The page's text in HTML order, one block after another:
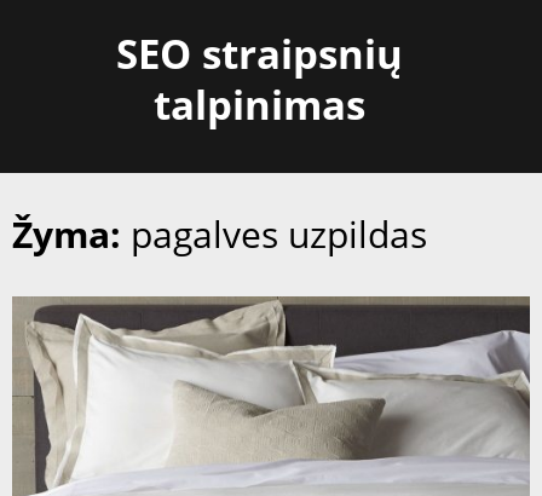
SEO straipsnių
talpinimas
Žyma: pagalves uzpildas